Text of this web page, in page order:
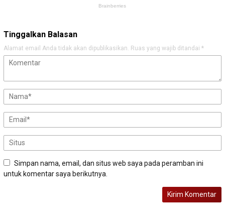
Tinggalkan Balasan
Alamat email Anda tidak akan dipublikasikan. Ruas yang wajib ditandai *
Simpan nama, email, dan situs web saya pada peramban ini
untuk komentar saya berikutnya.